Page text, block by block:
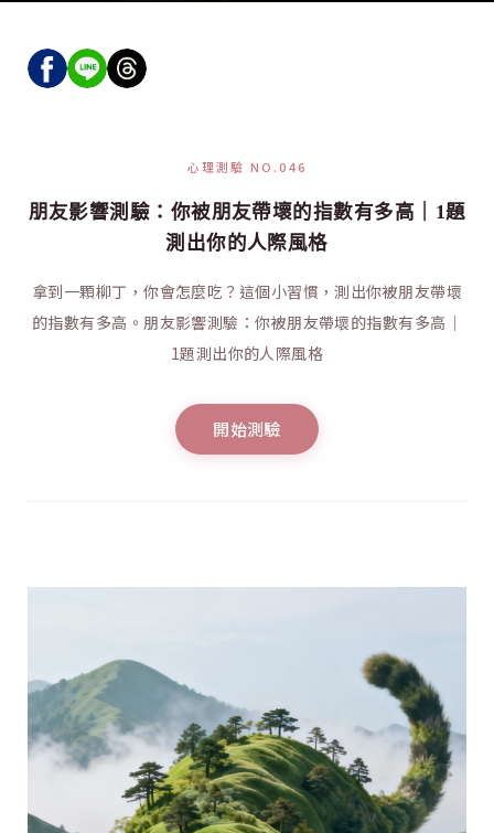
心理測驗 NO.046
朋友影響測驗：你被朋友帶壞的指數有多高｜1題
測出你的人際風格
拿到一顆柳丁，你會怎麼吃？這個小習慣，測出你被朋友帶壞
的指數有多高。朋友影響測驗：你被朋友帶壞的指數有多高｜
1題測出你的人際風格
開始測驗